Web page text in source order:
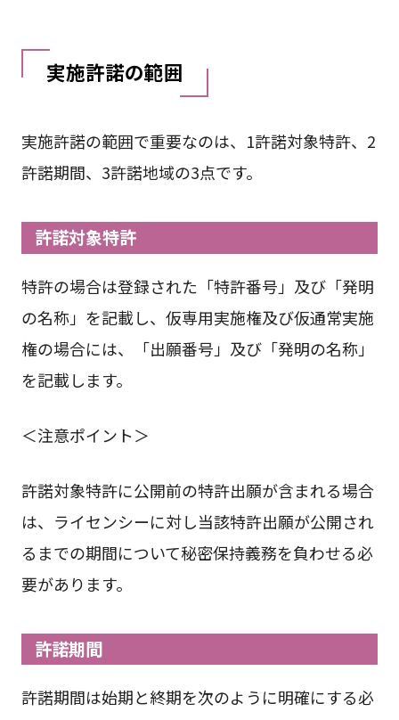
実施許諾の範囲
実施許諾の範囲で重要なのは、1許諾対象特許、2
許諾期間、3許諾地域の3点です。
許諾対象特許
特許の場合は登録された「特許番号」及び「発明
の名称」を記載し、仮専用実施権及び仮通常実施
権の場合には、「出願番号」及び「発明の名称」
を記載します。
＜注意ポイント＞
許諾対象特許に公開前の特許出願が含まれる場合
は、ライセンシーに対し当該特許出願が公開され
るまでの期間について秘密保持義務を負わせる必
要があります。
許諾期間
許諾期間は始期と終期を次のように明確にする必